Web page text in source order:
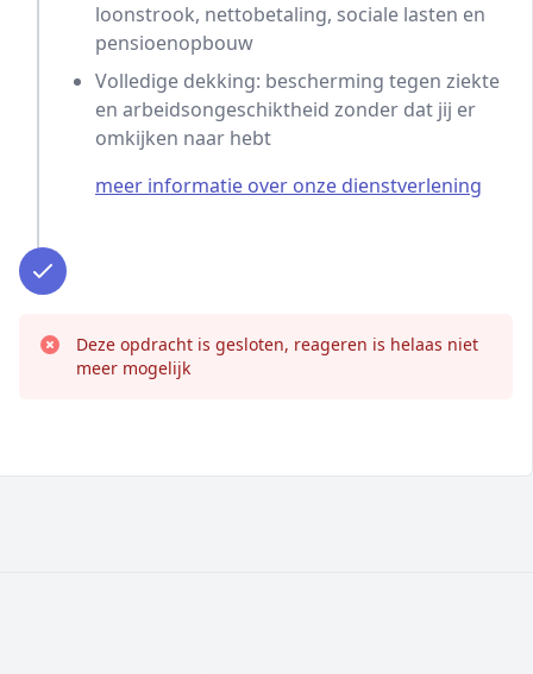
loonstrook, nettobetaling, sociale lasten en
pensioenopbouw
Volledige dekking: bescherming tegen ziekte
en arbeidsongeschiktheid zonder dat jij er
omkijken naar hebt
meer informatie over onze dienstverlening
Deze opdracht is gesloten, reageren is helaas niet
meer mogelijk